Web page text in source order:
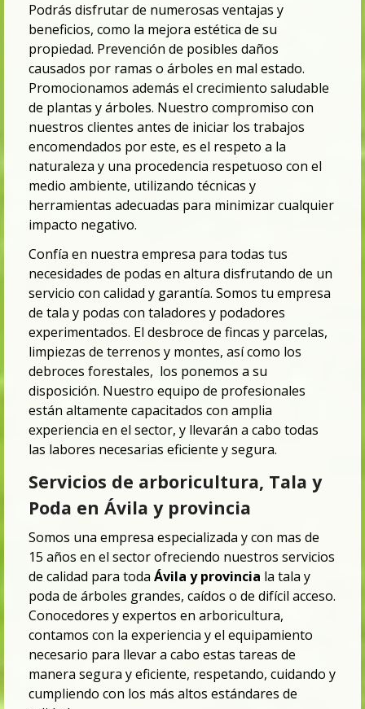
Podrás disfrutar de numerosas ventajas y
beneficios, como la mejora estética de su
propiedad. Prevención de posibles daños
causados por ramas o árboles en mal estado.
Promocionamos además el crecimiento saludable
de plantas y árboles. Nuestro compromiso con
nuestros clientes antes de iniciar los trabajos
encomendados por este, es el respeto a la
naturaleza y una procedencia respetuoso con el
medio ambiente, utilizando técnicas y
herramientas adecuadas para minimizar cualquier
impacto negativo.
Confía en nuestra empresa para todas tus
necesidades de podas en altura disfrutando de un
servicio con calidad y garantía. Somos tu empresa
de tala y podas con taladores y podadores
experimentados. El desbroce de fincas y parcelas,
limpiezas de terrenos y montes, así como los
debroces forestales, los ponemos a su
disposición. Nuestro equipo de profesionales
están altamente capacitados con amplia
experiencia en el sector, y llevarán a cabo todas
las labores necesarias eficiente y segura.
Servicios de arboricultura, Tala y
Poda en Ávila y provincia
Somos una empresa especializada y con mas de
15 años en el sector ofreciendo nuestros servicios
de calidad para toda Ávila y provincia la tala y
poda de árboles grandes, caídos o de difícil acceso.
Conocedores y expertos en arboricultura,
contamos con la experiencia y el equipamiento
necesario para llevar a cabo estas tareas de
manera segura y eficiente, respetando, cuidando y
cumpliendo con los más altos estándares de